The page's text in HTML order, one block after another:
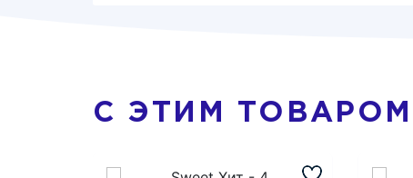
С ЭТИМ ТОВАРОМ